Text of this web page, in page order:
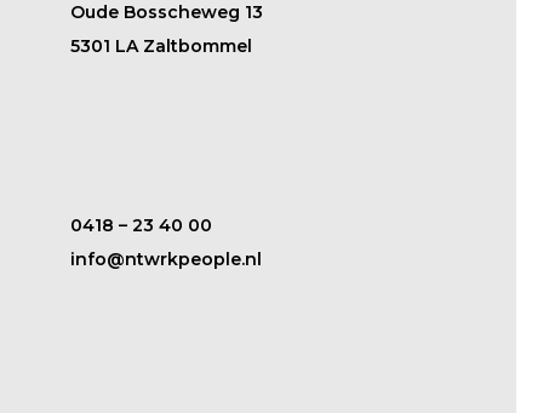
Oude Bosscheweg 13
5301 LA Zaltbommel
‭0418 – 23 40 00‬
info@ntwrkpeople.nl